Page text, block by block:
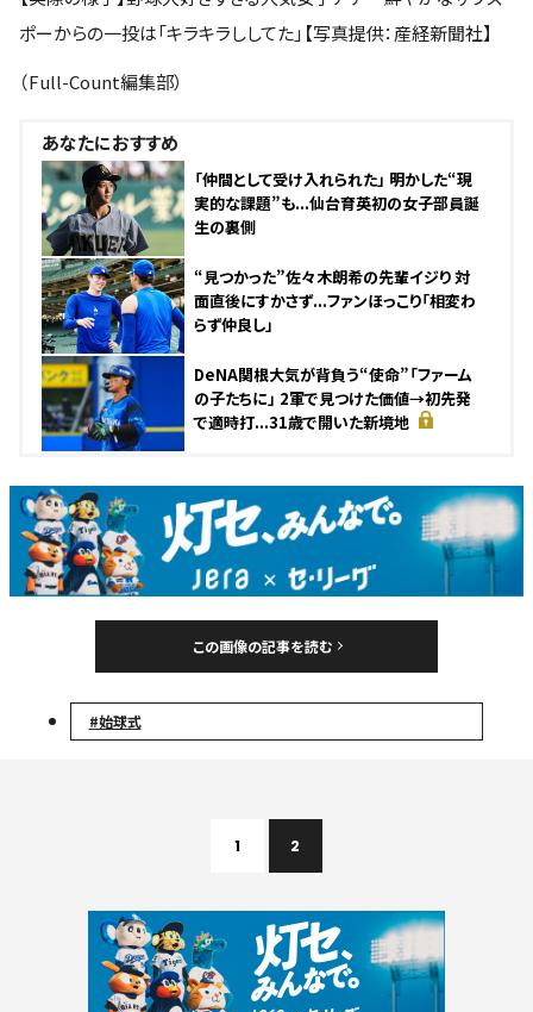
ポーからの一投は「キラキラししてた」【写真提供：産経新聞社】
（Full-Count編集部）
あなたにおすすめ
「仲間として受け入れられた」 明かした“現
実的な課題”も...仙台育英初の女子部員誕
生の裏側
“見つかった”佐々木朗希の先輩イジり 対
面直後にすかさず...ファンほっこり「相変わ
らず仲良し」
DeNA関根大気が背負う“使命”「ファーム
の子たちに」 2軍で見つけた価値→初先発
で適時打...31歳で開いた新境地
この画像の記事を読む
#始球式
1 2